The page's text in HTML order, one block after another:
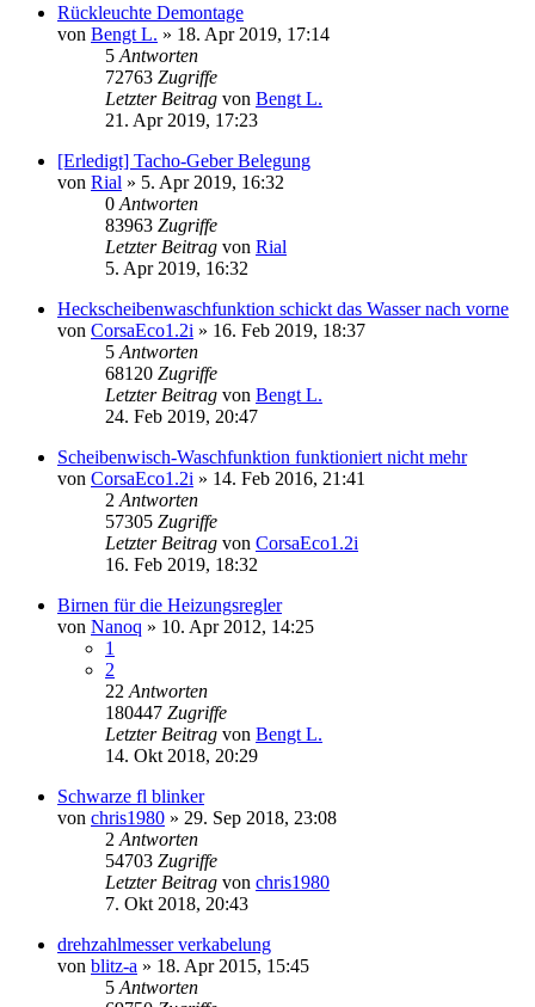
Rückleuchte Demontage
von Bengt L. » 18. Apr 2019, 17:14
5 Antworten
72763 Zugriffe
Letzter Beitrag von Bengt L.
21. Apr 2019, 17:23
[Erledigt] Tacho-Geber Belegung
von Rial » 5. Apr 2019, 16:32
0 Antworten
83963 Zugriffe
Letzter Beitrag von Rial
5. Apr 2019, 16:32
Heckscheibenwaschfunktion schickt das Wasser nach vorne
von CorsaEco1.2i » 16. Feb 2019, 18:37
5 Antworten
68120 Zugriffe
Letzter Beitrag von Bengt L.
24. Feb 2019, 20:47
Scheibenwisch-Waschfunktion funktioniert nicht mehr
von CorsaEco1.2i » 14. Feb 2016, 21:41
2 Antworten
57305 Zugriffe
Letzter Beitrag von CorsaEco1.2i
16. Feb 2019, 18:32
Birnen für die Heizungsregler
von Nanoq » 10. Apr 2012, 14:25
1
2
22 Antworten
180447 Zugriffe
Letzter Beitrag von Bengt L.
14. Okt 2018, 20:29
Schwarze fl blinker
von chris1980 » 29. Sep 2018, 23:08
2 Antworten
54703 Zugriffe
Letzter Beitrag von chris1980
7. Okt 2018, 20:43
drehzahlmesser verkabelung
von blitz-a » 18. Apr 2015, 15:45
5 Antworten